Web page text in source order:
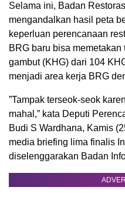
Selama ini, Badan
mengandalkan hasil peta
keperluan perencanaan
BRG baru bisa
gambut (KHG) dari 104
menjadi area kerja BRG
”Tampak terseok-seok
mahal,” kata Deputi
Budi S Wardhana, Kamis
media briefing lima finalis
diselenggarakan Badan